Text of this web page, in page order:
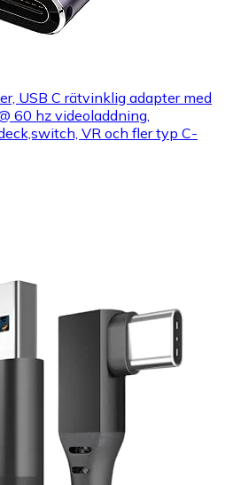
USB C rätvinklig adapter med
60 hz videoladdning,
VR och fler typ C-